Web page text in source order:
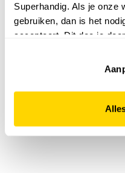
Superhandig. Als je onze
gebruiken, dan is het
accepteert. Dit doe je
website niet optimaal